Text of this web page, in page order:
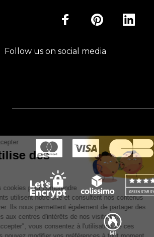
Continuer sans accepter
Ce site utilise des
cookies.
Nous utilisons des cookies pour comprendre
comment nos clients utilisent notre site et
afin de les améliorer. Ils nous permettent
publicités adaptées aux centres d'intérêts de nos
En cliquant sur "Accepter", vous consentez à
technologies. Vous pouvez modifier vos
Follow us on social media